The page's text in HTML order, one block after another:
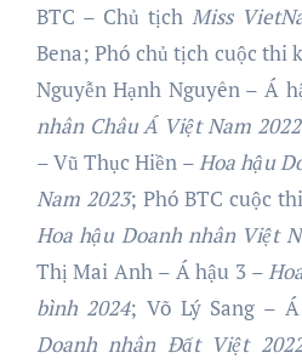
BTC – Chủ tịch Miss
Bena; Phó chủ tịch cuộc thi
Nguyễn Hạnh Nguyên – Á
nhân Châu Á Việt Nam 2022
– Vũ Thục Hiền –Hoa hậu
Nam 2023; Phó BTC cuộc
Hoa hậu Doanh nhân Việt
Thị Mai Anh – Á hậu 3 –
bình 2024; Võ Lý Sang –
Doanh nhân Đất Việt